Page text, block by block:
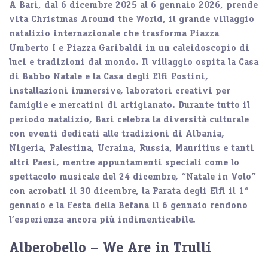
A Bari, dal 6 dicembre 2025 al 6 gennaio 2026, prende
vita Christmas Around the World, il grande villaggio
natalizio internazionale che trasforma Piazza
Umberto I e Piazza Garibaldi in un caleidoscopio di
luci e tradizioni dal mondo. Il villaggio ospita la Casa
di Babbo Natale e la Casa degli Elfi Postini,
installazioni immersive, laboratori creativi per
famiglie e mercatini di artigianato. Durante tutto il
periodo natalizio, Bari celebra la diversità culturale
con eventi dedicati alle tradizioni di Albania,
Nigeria, Palestina, Ucraina, Russia, Mauritius e tanti
altri Paesi, mentre appuntamenti speciali come lo
spettacolo musicale del 24 dicembre, “Natale in Volo”
con acrobati il 30 dicembre, la Parata degli Elfi il 1°
gennaio e la Festa della Befana il 6 gennaio rendono
l’esperienza ancora più indimenticabile.
Alberobello – We Are in Trulli